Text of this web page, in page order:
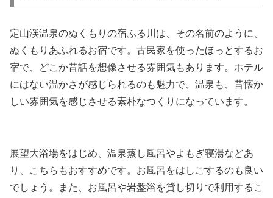
定山渓温泉のぬくもりの宿ふる川は、その名前のように、
ぬくもりあふれるお宿です。古民家を使ったほっとするお
宿で、どこか昔話を想像させる雰囲気もあります。ホテル
にはない温かさが感じられるのも魅力で、温泉も、昔懐か
しい雰囲気を感じさせる素朴なつくりになっています。
展望大浴場をはじめ、温泉蒸し風呂やよもぎ寝湯などあ
り、こちらもおすすめです。お風呂をはしごするのも良い
でしょう。また、お風呂や岩盤浴を貸し切りで利用するこ